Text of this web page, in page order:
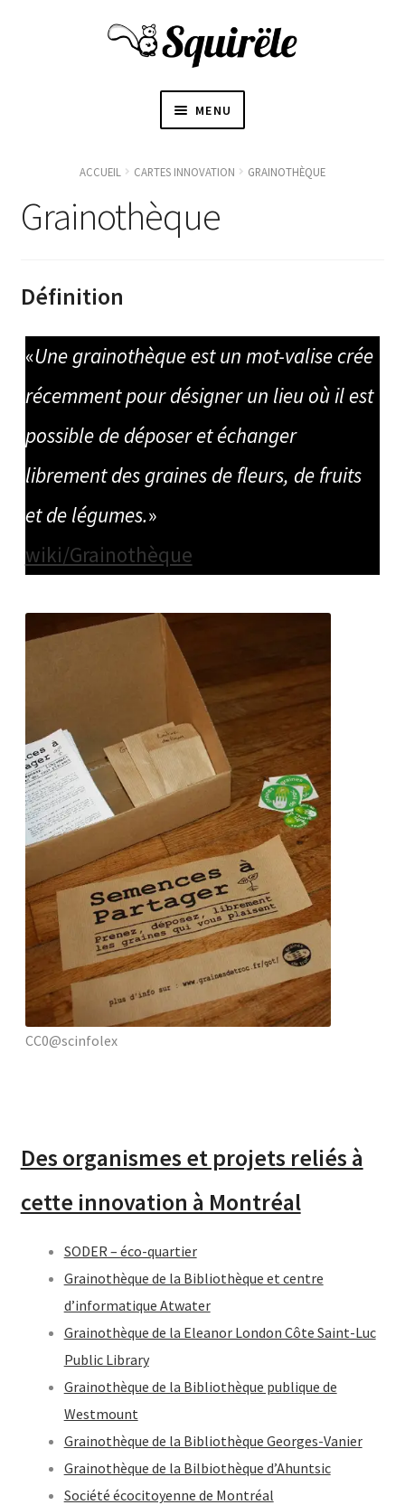
MENU
À PROPOS
CONTACT
ACCUEIL CARTES INNOVATION GRAINOTHÈQUE
Grainothèque
Définition
«Une grainothèque est un mot-valise crée
récemment pour désigner un lieu où il est
possible de déposer et échanger
librement des graines de fleurs, de fruits
et de légumes.»
wiki/Grainothèque
CC0@scinfolex
Des organismes et projets reliés à
cette innovation à Montréal
SODER – éco-quartier
Grainothèque de la Bibliothèque et centre
d’informatique Atwater
Grainothèque de la Eleanor London Côte Saint-Luc
Public Library
Grainothèque de la Bibliothèque publique de
Westmount
Grainothèque de la Bibliothèque Georges-Vanier
Grainothèque de la Bilbiothèque d’Ahuntsic
Société écocitoyenne de Montréal